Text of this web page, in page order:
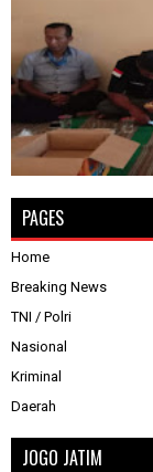
PAGES
Home
Breaking News
TNI / Polri
Nasional
Kriminal
Daerah
JOGO JATIM